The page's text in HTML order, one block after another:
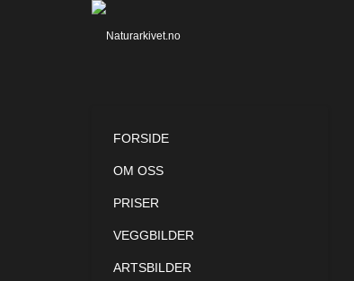
FORSIDE
OM OSS
PRISER
VEGGBILDER
ARTSBILDER